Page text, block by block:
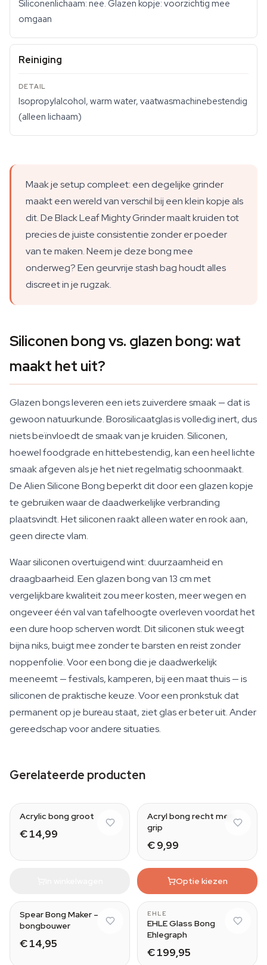
Siliconenlichaam: nee. Glazen kopje: voorzichtig mee
omgaan
Reiniging
Isopropylalcohol, warm water, vaatwasmachinebestendig
(alleen lichaam)
Maak je setup compleet: een degelijke grinder
maakt een wereld van verschil bij een klein kopje als
dit. De Black Leaf Mighty Grinder maalt kruiden tot
precies de juiste consistentie zonder er poeder
van te maken. Neem je deze bong mee
onderweg? Een geurvrije stash bag houdt alles
discreet in je rugzak.
Siliconen bong vs. glazen bong: wat
maakt het uit?
Glazen bongs leveren een iets zuiverdere smaak — dat is
gewoon natuurkunde. Borosilicaatglas is volledig inert, dus
niets beïnvloedt de smaak van je kruiden. Siliconen,
hoewel foodgrade en hittebestendig, kan een heel lichte
smaak afgeven als je het niet regelmatig schoonmaakt.
De Alien Silicone Bong beperkt dit door een glazen kopje
te gebruiken waar de daadwerkelijke verbranding
plaatsvindt. Het siliconen raakt alleen water en rook aan,
geen directe vlam.
Waar siliconen overtuigend wint: duurzaamheid en
draagbaarheid. Een glazen bong van 13 cm met
vergelijkbare kwaliteit zou meer kosten, meer wegen en
ongeveer één val van tafelhoogte overleven voordat het
een dure hoop scherven wordt. Dit siliconen stuk weegt
bijna niks, buigt mee zonder te barsten en reist zonder
noppenfolie. Voor een bong die je daadwerkelijk
meeneemt — festivals, kamperen, bij een maat thuis — is
siliconen de praktische keuze. Voor een pronkstuk dat
permanent op je bureau staat, ziet glas er beter uit. Ander
gereedschap voor andere situaties.
Gerelateerde producten
Acrylic bong groot
€ 14,99
Acryl bong recht met
grip
€ 9,99
Optie kiezen
Spear Bong Maker –
bongbouwer
€ 14,95
EHLE
EHLE Glass Bong
Ehlegraph
€ 199,95